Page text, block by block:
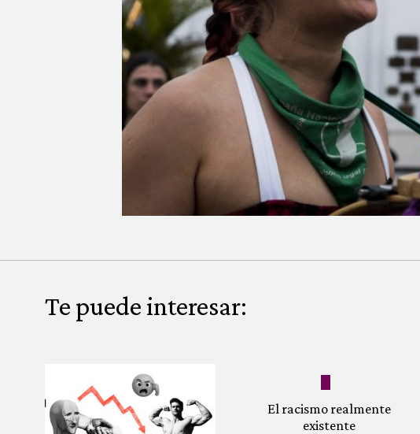
Te puede interesar:
El racismo realmente
existente